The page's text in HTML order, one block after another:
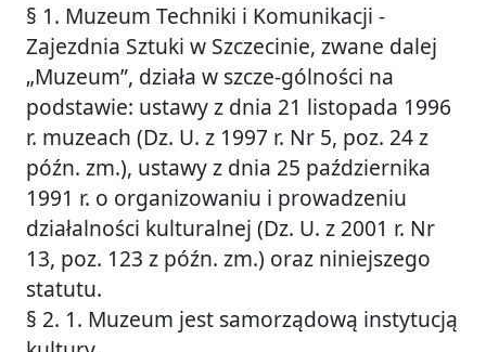
§ 1. Muzeum Techniki i Komunikacji -
Zajezdnia Sztuki w Szczecinie, zwane dalej
„Muzeum”, działa w szcze-gólności na
podstawie: ustawy z dnia 21 listopada 1996
r. muzeach (Dz. U. z 1997 r. Nr 5, poz. 24 z
późn. zm.), ustawy z dnia 25 października
1991 r. o organizowaniu i prowadzeniu
działalności kulturalnej (Dz. U. z 2001 r. Nr
13, poz. 123 z późn. zm.) oraz niniejszego
statutu.
§ 2. 1. Muzeum jest samorządową instytucją